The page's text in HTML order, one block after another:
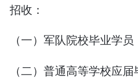
招收：
（一）军队院校毕业学员
（二）普通高等学校应届